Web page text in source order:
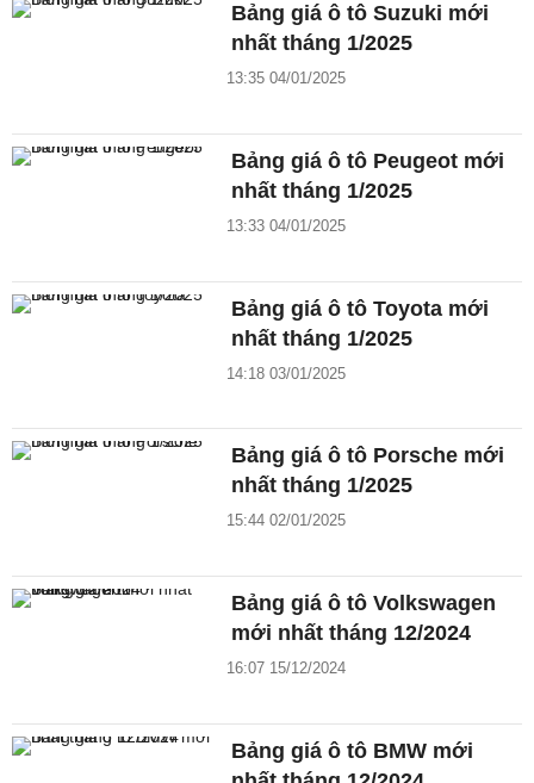
Bảng giá ô tô Suzuki mới
nhất tháng 1/2025
13:35 04/01/2025
Bảng giá ô tô Peugeot mới
nhất tháng 1/2025
13:33 04/01/2025
Bảng giá ô tô Toyota mới
nhất tháng 1/2025
14:18 03/01/2025
Bảng giá ô tô Porsche mới
nhất tháng 1/2025
15:44 02/01/2025
Bảng giá ô tô Volkswagen
mới nhất tháng 12/2024
16:07 15/12/2024
Bảng giá ô tô BMW mới